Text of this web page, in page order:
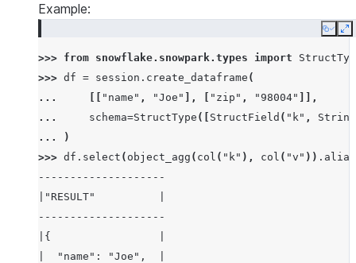
Example:
Copy
>>> from snowflake.snowpark.types import
>>> df = session . create_dataframe (
...
"name" , "Joe" ], "zip" , "98004"
]],
...
schema=StructType ([ StructField ( "k" ,
...
)
>>> df . select ( object_agg ( col ( "k" ), col ( "v" )) . alias
--------------------
|"RESULT"          |
--------------------
|{                 |
|  "name": "Joe",  |